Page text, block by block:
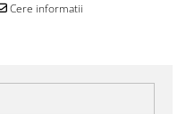
Cere informatii